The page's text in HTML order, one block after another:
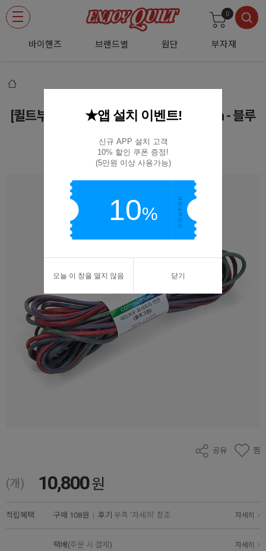
바이핸즈 브랜드별 원단 부자재
0
[퀼트부자재] 레인보우 오시도리 면끈 3mm - 블루
CH-RBG-3MM 10YD
공유 찜
(개) 10,800원
적립혜택 구매 108원 | 후기 우측 '자세히' 참조 자세히
택배(주문 시 결제 ) 자세히
★앱 설치 이벤트!
신규 APP 설치 고객
10% 할인 쿠폰 증정!
(5만원 이상 사용가능)
10%
오늘 이 창을 열지 않음 닫기